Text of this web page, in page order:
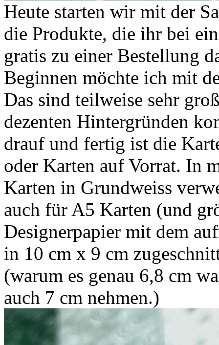
Heute starten wir mit der
die Produkte, die ihr bei
gratis zu einer Bestellung
Beginnen möchte ich mit
Das sind teilweise sehr
dezenten Hintergründen
drauf und fertig ist die
oder Karten auf Vorrat. In
Karten in Grundweiss
auch für A5 Karten (und
Designerpapier mit dem
in 10 cm x 9 cm
(warum es genau 6,8 cm
auch 7 cm nehmen.)